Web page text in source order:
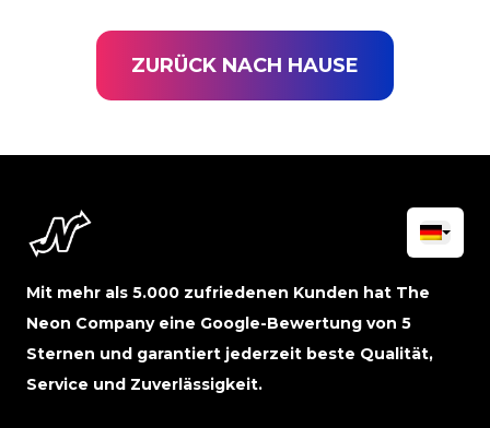
ZURÜCK NACH HAUSE
Mit mehr als 5.000 zufriedenen Kunden hat The
Neon Company eine Google-Bewertung von 5
Sternen und garantiert jederzeit beste Qualität,
Service und Zuverlässigkeit.